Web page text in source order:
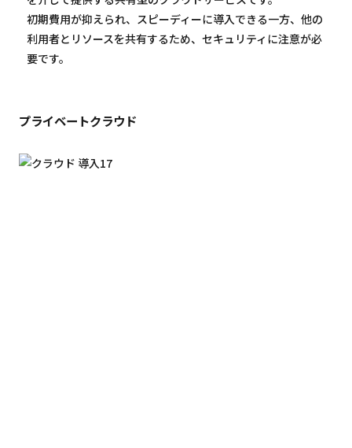
初期費用が抑えられ、スピーディーに導入できる一方、他の
利用者とリソースを共有するため、セキュリティに注意が必
要です。
プライベートクラウド